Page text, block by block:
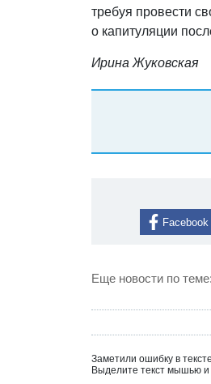
требуя провести
о капитуляции
Ирина Жуковская
Facebook
Еще новости по теме:
Заметили ошибку в
Выделите текст мышью